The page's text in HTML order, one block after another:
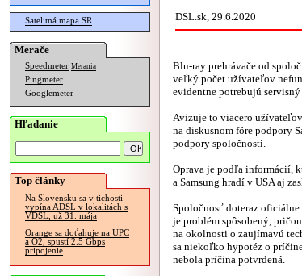
Satelitná mapa SR
Merače
Speedmeter Merania
Pingmeter
Googlemeter
Hľadanie
Top články
Na Slovensku sa v tichosti
vypína ADSL v lokalitách s
VDSL, už 31. mája
Orange sa doťahuje na UPC
a O2, spustí 2.5 Gbps
pripojenie
DSL.sk, 29.6.2020
Blu-ray prehrávače od
veľký počet užívateľov
evidentne potrebujú
Avizuje to viacero
na diskusnom fóre podpory
podpory spoločnosti.
Oprava je podľa informácií,
a Samsung hradí v USA aj
Spoločnosť doteraz
je problém spôsobený,
na okolnosti o zaujímavú
sa niekoľko hypotéz o
nebola príčina potvrdená.